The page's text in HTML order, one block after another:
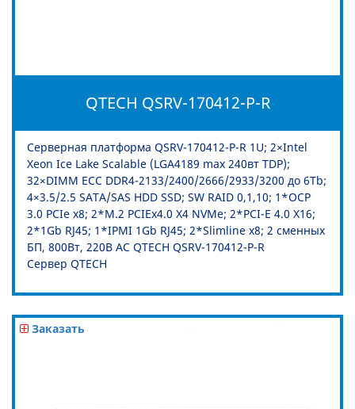
QTECH QSRV-170412-P-R
Серверная платформа QSRV-170412-P-R 1U; 2×Intel
Xeon Ice Lake Scalable (LGA4189 max 240вт TDP);
32×DIMM ECC DDR4-2133/2400/2666/2933/3200 до 6Tb;
4×3.5/2.5 SATA/SAS HDD SSD; SW RAID 0,1,10; 1*OCP
3.0 PCIe x8; 2*M.2 PCIEx4.0 X4 NVMe; 2*PCI-E 4.0 X16;
2*1Gb RJ45; 1*IPMI 1Gb RJ45; 2*Slimline x8; 2 сменных
БП, 800Вт, 220В АС QTECH QSRV-170412-P-R
Сервер QTECH
Заказать